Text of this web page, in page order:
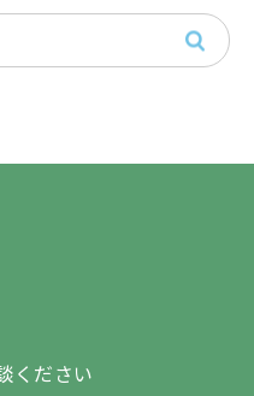
ください